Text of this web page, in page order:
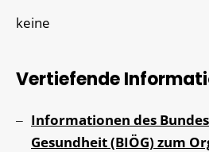
keine
Vertiefende
Informationen des
Gesundheit (BIÖG) zum